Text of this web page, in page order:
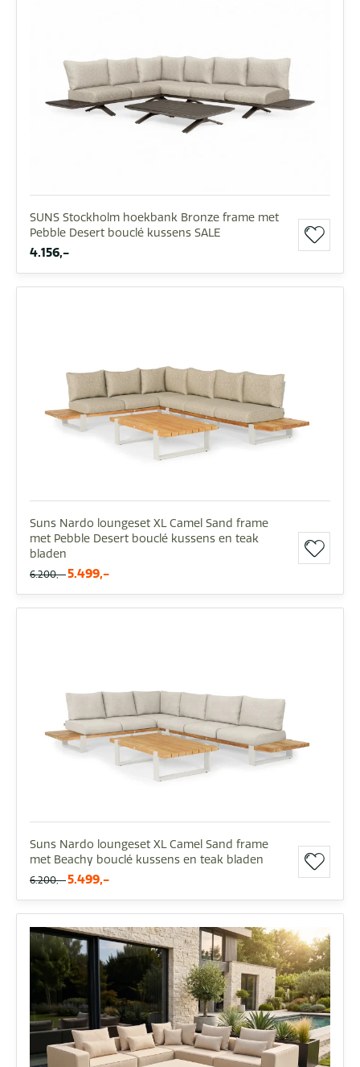
SUNS Stockholm hoekbank Bronze frame met
Pebble Desert bouclé kussens SALE
4.156,-
Suns Nardo loungeset XL Camel Sand frame
met Pebble Desert bouclé kussens en teak
bladen
6.200,- 5.499,-
Suns Nardo loungeset XL Camel Sand frame
met Beachy bouclé kussens en teak bladen
6.200,- 5.499,-